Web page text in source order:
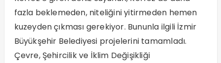
fazla beklemeden, niteliğini yitirmeden hemen
kuzeyden çıkması gerekiyor. Bununla ilgili İzmir
Büyükşehir Belediyesi projelerini tamamladı.
Çevre, Şehircilik ve İklim Değişikliği